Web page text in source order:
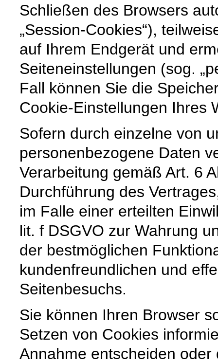
Schließen des Browsers
„Session-Cookies“),
auf Ihrem Endgerät und
Seiteneinstellungen (sog.
Fall können Sie die
Cookie-Einstellungen Ihres
Sofern durch einzelne von
personenbezogene Daten
Verarbeitung gemäß Art. 6
Durchführung des
im Falle einer erteilten
lit. f DSGVO zur Wahrung
der bestmöglichen
kundenfreundlichen und
Seitenbesuchs.
Sie können Ihren Browser
Setzen von Cookies
Annahme entscheiden